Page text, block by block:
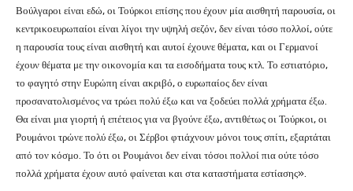
Βούλγαροι είναι εδώ, οι Τούρκοι επίσης που έχουν μία αισθητή παρουσία, οι
κεντρικοευρωπαίοι είναι λίγοι την υψηλή σεζόν, δεν είναι τόσο πολλοί, ούτε
η παρουσία τους είναι αισθητή και αυτοί έχουνε θέματα, και οι Γερμανοί
έχουν θέματα με την οικονομία και τα εισοδήματα τους κτλ. Το εστιατόριο,
το φαγητό στην Ευρώπη είναι ακριβό, ο ευρωπαίος δεν είναι
προσανατολισμένος να τρώει πολύ έξω και να ξοδεύει πολλά χρήματα έξω.
Θα είναι μια γιορτή ή επέτειος για να βγούνε έξω, αντιθέτως οι Τούρκοι, οι
Ρουμάνοι τρώνε πολύ έξω, οι Σέρβοι φτιάχνουν μόνοι τους σπίτι, εξαρτάται
από τον κόσμο. Το ότι οι Ρουμάνοι δεν είναι τόσοι πολλοί πια ούτε τόσο
πολλά χρήματα έχουν αυτό φαίνεται και στα καταστήματα εστίασης».